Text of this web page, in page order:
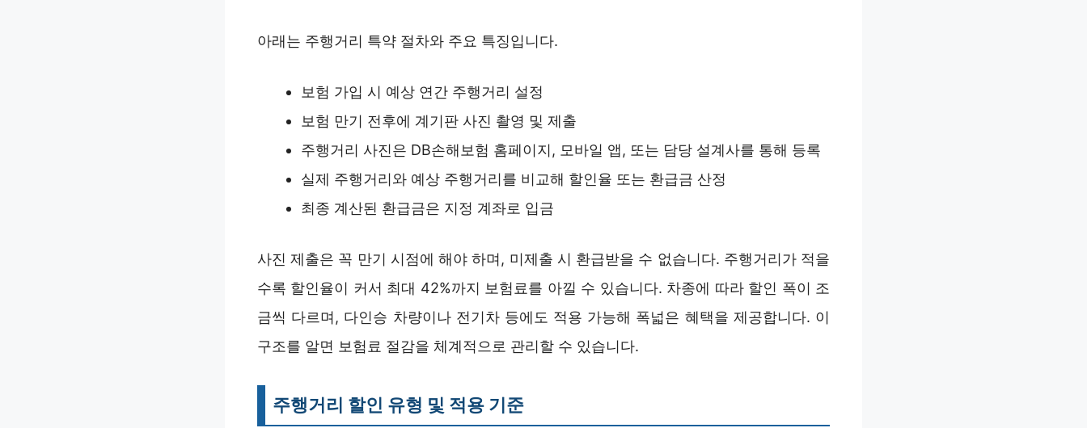
아래는 주행거리 특약 절차와 주요 특징입니다.
보험 가입 시 예상 연간 주행거리 설정
보험 만기 전후에 계기판 사진 촬영 및 제출
주행거리 사진은 DB손해보험 홈페이지, 모바일 앱, 또는 담당 설계사를 통해 등록
실제 주행거리와 예상 주행거리를 비교해 할인율 또는 환급금 산정
최종 계산된 환급금은 지정 계좌로 입금
사진 제출은 꼭 만기 시점에 해야 하며, 미제출 시 환급받을 수 없습니다. 주행거리가 적을
수록 할인율이 커서 최대 42%까지 보험료를 아낄 수 있습니다. 차종에 따라 할인 폭이 조
금씩 다르며, 다인승 차량이나 전기차 등에도 적용 가능해 폭넓은 혜택을 제공합니다. 이
구조를 알면 보험료 절감을 체계적으로 관리할 수 있습니다.
주행거리 할인 유형 및 적용 기준